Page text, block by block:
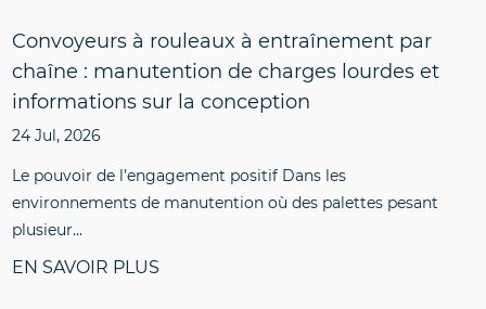
Convoyeurs à rouleaux à entraînement par
chaîne : manutention de charges lourdes et
informations sur la conception
24 Jul, 2026
Le pouvoir de l’engagement positif Dans les
environnements de manutention où des palettes pesant
plusieur...
EN SAVOIR PLUS